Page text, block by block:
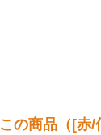
この商品（[赤/